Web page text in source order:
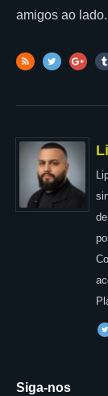
amigos ao lado.
Siga-nos